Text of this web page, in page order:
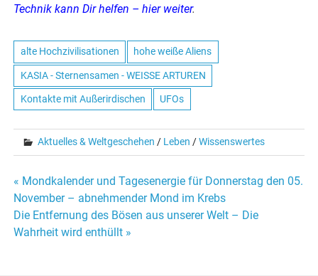
Technik kann Dir helfen – hier weiter.
alte Hochzivilisationen hohe weiße Aliens
KASIA - Sternensamen - WEISSE ARTUREN
Kontakte mit Außerirdischen UFOs
Aktuelles & Weltgeschehen / Leben /Wissenswertes
Beitrags-
Navigation
« Mondkalender und Tagesenergie für Donnerstag den 05.
November – abnehmender Mond im Krebs
Die Entfernung des Bösen aus unserer Welt – Die
Wahrheit wird enthüllt »